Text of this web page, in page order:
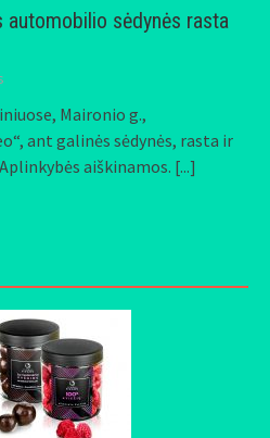
automobilio sėdynės rasta
Maironio g.,
ant galinės sėdynės, rasta ir
aiškinamos. [...]